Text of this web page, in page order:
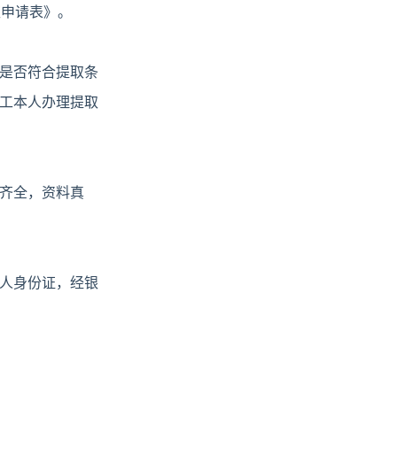
请表》。
否符合提取条
本人办理提取
全，资料真
身份证，经银